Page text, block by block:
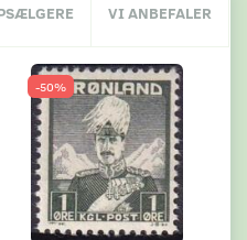
VI ANBEFALER
-50%